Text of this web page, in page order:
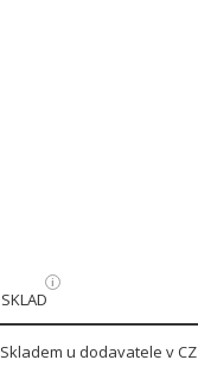
SKLAD
Skladem u dodavatele v CZ